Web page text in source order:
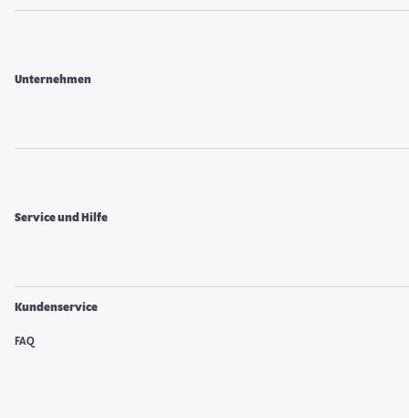
Unternehmen
Service und Hilfe
Kundenservice
FAQ